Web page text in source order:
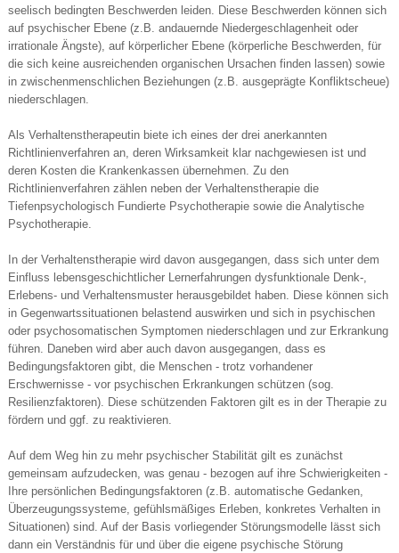
seelisch bedingten Beschwerden leiden. Diese Beschwerden können sich
auf psychischer Ebene (z.B. andauernde Niedergeschlagenheit oder
irrationale Ängste), auf körperlicher Ebene (körperliche Beschwerden, für
die sich keine ausreichenden organischen Ursachen finden lassen) sowie
in zwischenmenschlichen Beziehungen (z.B. ausgeprägte Konfliktscheue)
niederschlagen.
Als Verhaltenstherapeutin biete ich eines der drei anerkannten
Richtlinienverfahren an, deren Wirksamkeit klar nachgewiesen ist und
deren Kosten die Krankenkassen übernehmen. Zu den
Richtlinienverfahren zählen neben der Verhaltenstherapie die
Tiefenpsychologisch Fundierte Psychotherapie sowie die Analytische
Psychotherapie.
In der Verhaltenstherapie wird davon ausgegangen, dass sich unter dem
Einfluss lebens­geschichtlicher Lernerfahrungen dysfunktionale Denk-,
Erlebens- und Verhaltensmuster herausgebildet haben. Diese können sich
in Gegenwartssituationen belastend auswirken und sich in psychischen
oder psychosomatischen Symptomen niederschlagen und zur Erkrankung
führen. Daneben wird aber auch davon ausgegangen, dass es
Bedingungsfaktoren gibt, die Menschen - trotz vorhandener
Erschwernisse - vor psychischen Erkrankungen schützen (sog.
Resilienzfaktoren). Diese schützenden Faktoren gilt es in der Therapie zu
fördern und ggf. zu reaktivieren.
Auf dem Weg hin zu mehr psychischer Stabilität gilt es zunächst
gemeinsam aufzudecken, was genau - bezogen auf ihre Schwierigkeiten -
Ihre persönlichen Bedingungsfaktoren (z.B. automatische Gedanken,
Überzeugungssysteme, gefühlsmäßiges Erleben, konkretes Verhalten in
Situationen) sind. Auf der Basis vorliegender Störungsmodelle lässt sich
dann ein Verständnis für und über die eigene psychische Störung